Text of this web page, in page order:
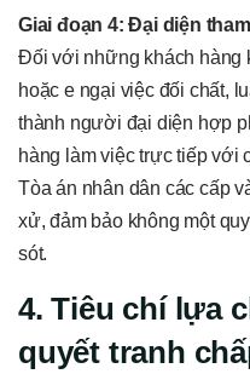
Giai đoạn 4: Đại diện
Đối với những khách hàng
hoặc e ngại việc đối chất,
thành người đại diện hợp
hàng làm việc trực tiếp với
Tòa án nhân dân các cấp
xử, đảm bảo không một
sót.
4. Tiêu chí lựa
quyết tranh